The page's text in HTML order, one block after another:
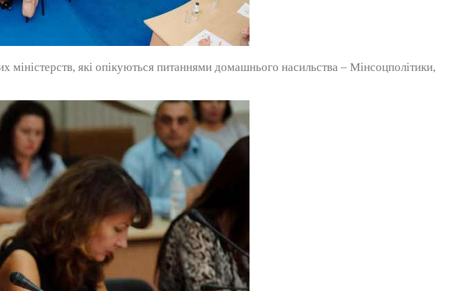
міністерств, які опікуються питаннями домашнього насильства – Мінсоцполітики,